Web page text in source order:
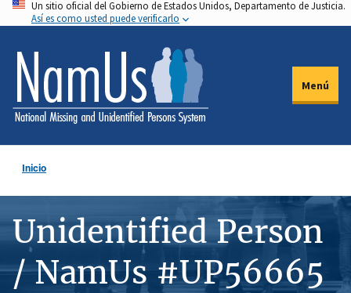
Pasar
al
contenido
principal
Un sitio oficial del Gobierno de Estados Unidos, Departamento de Justicia.
Así es como usted puede verificarlo
Menú
Inicio
Unidentified Person
/ NamUs #UP56665